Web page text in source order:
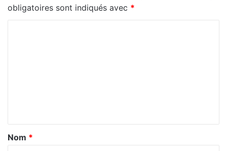
obligatoires sont indiqués avec *
a
Nom *